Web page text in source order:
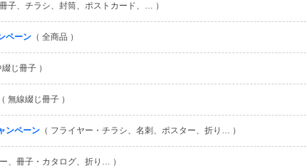
冊子、チラシ、封筒、ポストカード、… ）
ペーン （ 全商品 ）
綴じ冊子 ）
（ 無線綴じ冊子 ）
ンペーン （ フライヤー・チラシ、名刺、ポスター、折り… ）
、冊子・カタログ、折り… ）